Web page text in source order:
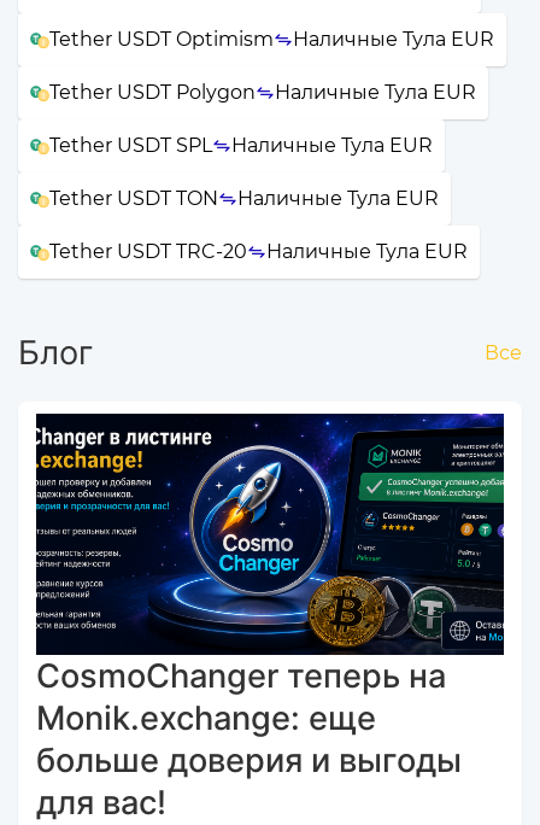
Tether USDT Optimism Наличные Тула EUR
Tether USDT Polygon Наличные Тула EUR
Tether USDT SPL Наличные Тула EUR
Tether USDT TON Наличные Тула EUR
Tether USDT TRC-20 Наличные Тула EUR
Блог Все
CosmoChanger теперь на
Monik.exchange: еще
больше доверия и выгоды
для вас!